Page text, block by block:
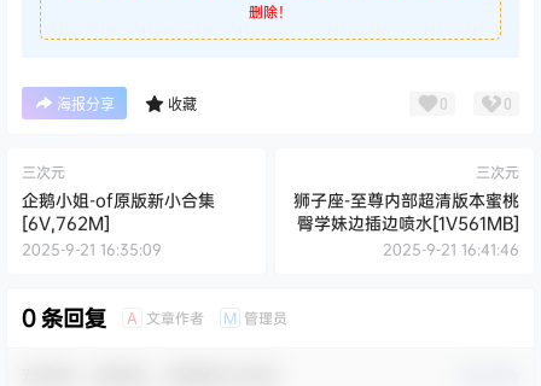
删除！
海报分享 收藏 0 0
三次元
企鹅小姐-of原版新小合集
[6V,762M]
2025-9-21 16:35:09
三次元
狮子座-至尊内部超清版本蜜桃
臀学妹边插边喷水[1V561MB]
2025-9-21 16:41:46
0 条回复 A 文章作者 M 管理员